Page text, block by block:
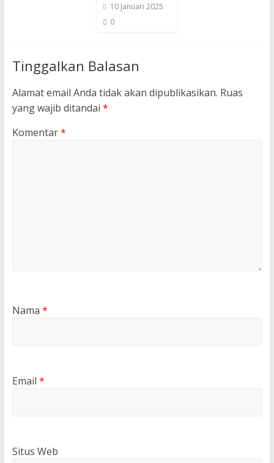
10 Januari 2025
0
Tinggalkan Balasan
Alamat email Anda tidak akan dipublikasikan. Ruas
yang wajib ditandai *
Komentar*
Nama *
Email *
Situs Web